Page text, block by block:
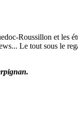
Roussillon et les
Le tout sous le